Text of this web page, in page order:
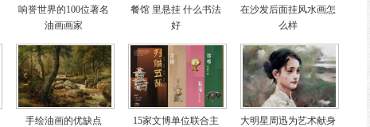
响誉世界的100位著名
油画画家
餐馆 里悬挂 什么书法
好
在沙发后面挂风水画怎
么样
手绘油画的优缺点
15家文博单位联合主
大明星周迅为艺术献身